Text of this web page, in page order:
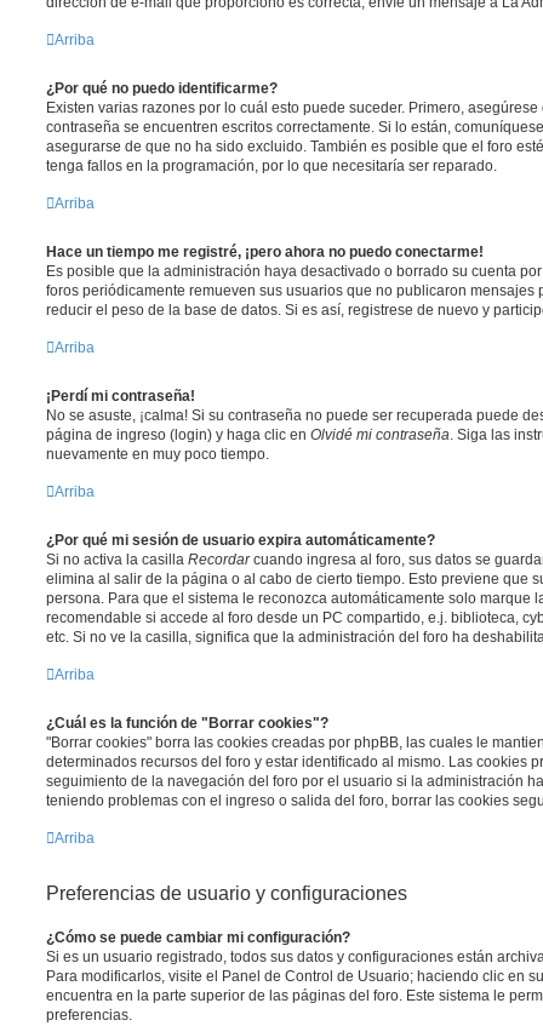
Arriba
¿Por qué no puedo identificarme?
Existen varias razones por lo cuál esto puede suceder. Primero,
contraseña se encuentren escritos correctamente. Si lo están,
asegurarse de que no ha sido excluido. También es posible que el foro
tenga fallos en la programación, por lo que necesitaría ser reparado.
Arriba
Hace un tiempo me registré, ¡pero ahora no puedo conectarme!
Es posible que la administración haya desactivado o borrado su cuenta
foros periódicamente remueven sus usuarios que no publicaron mensajes
reducir el peso de la base de datos. Si es así, registrese de nuevo y
Arriba
¡Perdí mi contraseña!
No se asuste, ¡calma! Si su contraseña no puede ser recuperada puede
página de ingreso (login) y haga clic en Olvidé mi contraseña. Siga las
nuevamente en muy poco tiempo.
Arriba
¿Por qué mi sesión de usuario expira automáticamente?
Si no activa la casilla Recordarcuando ingresa al foro, sus datos se
elimina al salir de la página o al cabo de cierto tiempo. Esto previene que
persona. Para que el sistema le reconozca automáticamente solo marque
recomendable si accede al foro desde un PC compartido, e.j. biblioteca,
etc. Si no ve la casilla, significa que la administración del foro ha
Arriba
¿Cuál es la función de "Borrar cookies"?
"Borrar cookies" borra las cookies creadas por phpBB, las cuales le
determinados recursos del foro y estar identificado al mismo. Las cookies
seguimiento de la navegación del foro por el usuario si la administración
teniendo problemas con el ingreso o salida del foro, borrar las cookies
Arriba
Preferencias de usuario y configuraciones
¿Cómo se puede cambiar mi configuración?
Si es un usuario registrado, todos sus datos y configuraciones están
Para modificarlos, visite el Panel de Control de Usuario; haciendo clic en
encuentra en la parte superior de las páginas del foro. Este sistema le
preferencias.